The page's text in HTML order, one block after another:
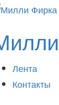
Лента
Контакты